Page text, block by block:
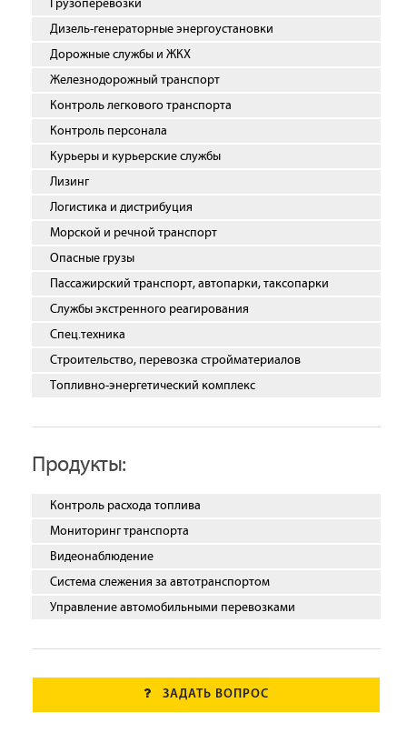
Грузоперевозки
Дизель-генераторные энергоустановки
Дорожные службы и ЖКХ
Железнодорожный транспорт
Контроль легкового транспорта
Контроль персонала
Курьеры и курьерские службы
Лизинг
Логистика и дистрибуция
Морской и речной транспорт
Опасные грузы
Пассажирский транспорт, автопарки, таксопарки
Службы экстренного реагирования
Спец.техника
Строительство, перевозка стройматериалов
Топливно-энергетический комплекс
Продукты:
Контроль расхода топлива
Мониторинг транспорта
Видеонаблюдение
Система слежения за автотранспортом
Управление автомобильными перевозками
ЗАДАТЬ ВОПРОС